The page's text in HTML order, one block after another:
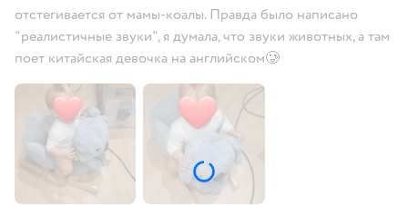
отстегивается от мамы-коалы. Правда было написано
"реалистичные звуки", я думала, что звуки животных, а там
поет китайская девочка на английском🥲